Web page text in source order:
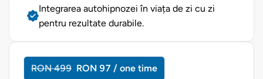
Integrarea autohipnozei în viața de zi cu zi
pentru rezultate durabile.
RON 499 RON 97 / one time